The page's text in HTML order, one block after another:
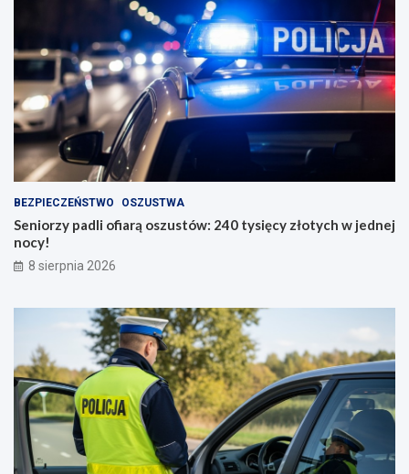
BEZPIECZEŃSTWO OSZUSTWA
Seniorzy padli ofiarą oszustów: 240 tysięcy złotych w jednej
nocy!
8 sierpnia 2026